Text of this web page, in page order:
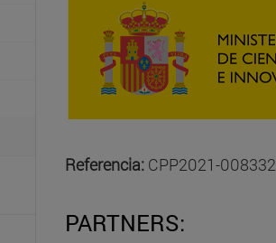
Referencia: CPP2021-008332
PARTNERS: